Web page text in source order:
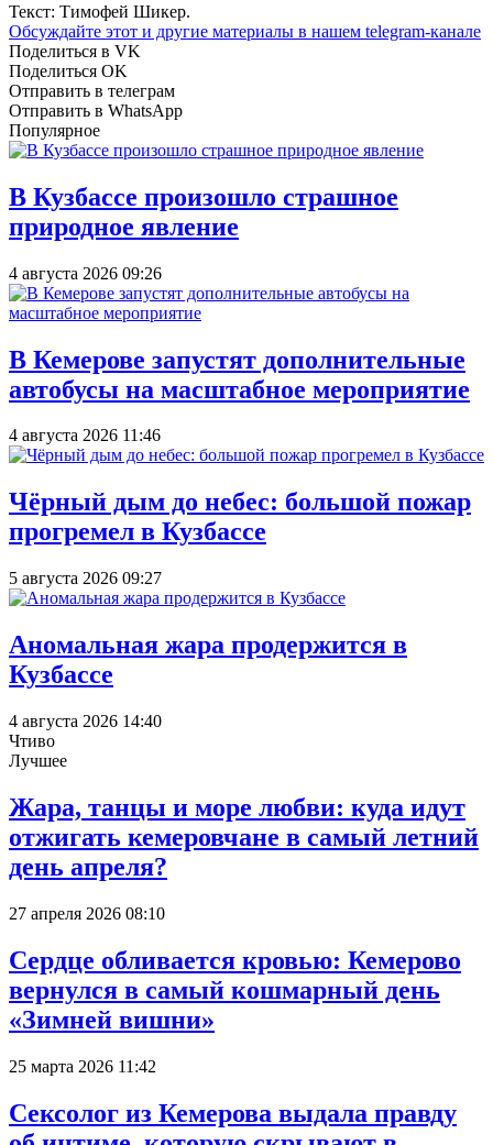
Текст: Тимофей Шикер.
Обсуждайте этот и другие материалы в нашем telegram-канале
Поделиться в VK
Поделиться OK
Отправить в телеграм
Отправить в WhatsApp
Популярное
В Кузбассе произошло страшное
природное явление
4 августа 2026 09:26
В Кемерове запустят дополнительные
автобусы на масштабное мероприятие
4 августа 2026 11:46
Чёрный дым до небес: большой пожар
прогремел в Кузбассе
5 августа 2026 09:27
Аномальная жара продержится в
Кузбассе
4 августа 2026 14:40
Чтиво
Лучшее
Жара, танцы и море любви: куда идут
отжигать кемеровчане в самый летний
день апреля?
27 апреля 2026 08:10
Сердце обливается кровью: Кемерово
вернулся в самый кошмарный день
«Зимней вишни»
25 марта 2026 11:42
Сексолог из Кемерова выдала правду